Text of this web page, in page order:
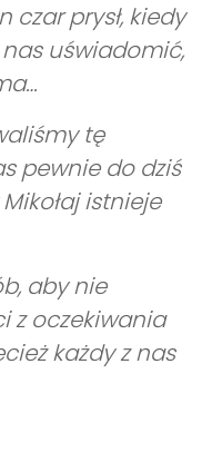
czar prysł, kiedy
uświadomić,
tę
pewnie do dziś
istnieje
aby nie
z oczekiwania
każdy z nas